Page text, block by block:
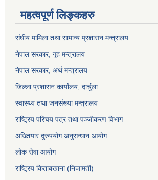
महत्वपूर्ण लिङ्कहरु
संघीय मामिला तथा सामान्य प्रशासन मन्त्रालय
नेपाल सरकार, गृह मन्त्रालय
नेपाल सरकार, अर्थ मन्त्रालय
जिल्ला प्रशासन कार्यालय, दार्चुला
स्वास्थ्य तथा जनसंख्या मन्त्रालय
राष्ट्रिय परिचय पत्र तथा पञ्जीकरण विभाग
अख्तियार दुरुपयोग अनुसन्धान आयोग
लोक सेवा आयोग
राष्ट्रिय किताबखाना (निजामती)